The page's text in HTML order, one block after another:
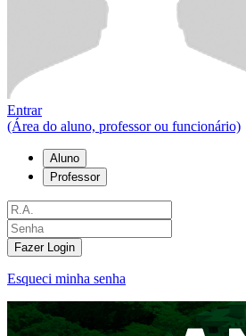
Entrar
(Área do aluno, professor ou funcionário)
Aluno
Professor
Fazer Login
Esqueci minha senha